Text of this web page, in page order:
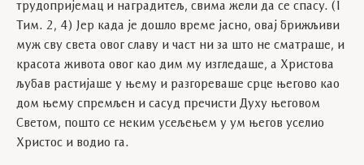
трудопријемац и наградитељ, свима жели да се спасу. (I
Тим. 2, 4) Јер када је дошло време јасно, овај брижљиви
муж сву света овог славу и част ни за што не сматраше, и
красота живота овог као дим му изгледаше, а Христова
љубав растијаше у њему и разгореваше срце његово као
дом њему спремљен и сасуд пречисти Духу његовом
Светом, пошто се неким усељењем у ум његов уселио
Христос и водио га.